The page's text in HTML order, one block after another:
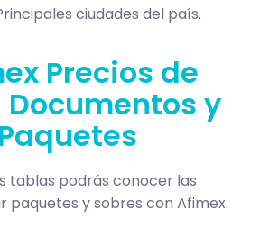
ciudades del país.
Precios de
Documentos y
Paquetes
tablas podrás conocer las
paquetes y sobres con Afimex.